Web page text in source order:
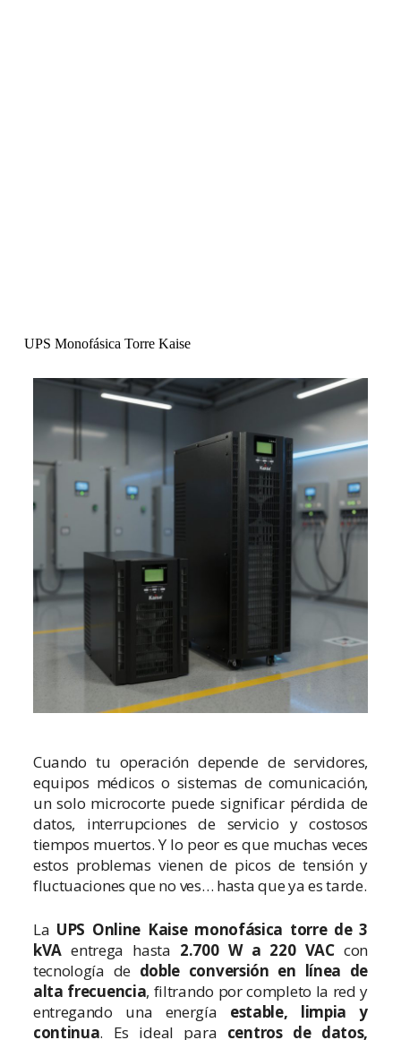
UPS Monofásica Torre Kaise
Cuando tu operación depende de servidores,
equipos médicos o sistemas de comunicación,
un solo microcorte puede significar pérdida de
datos, interrupciones de servicio y costosos
tiempos muertos. Y lo peor es que muchas veces
estos problemas vienen de picos de tensión y
fluctuaciones que no ves… hasta que ya es tarde.
La UPS Online Kaise monofásica torre de 3
kVAentrega hasta 2.700 W a 220 VACcon
tecnología de doble conversión en línea de
alta frecuencia, filtrando por completo la red y
entregando una energía estable, limpia y
continua. Es ideal para centros de datos,